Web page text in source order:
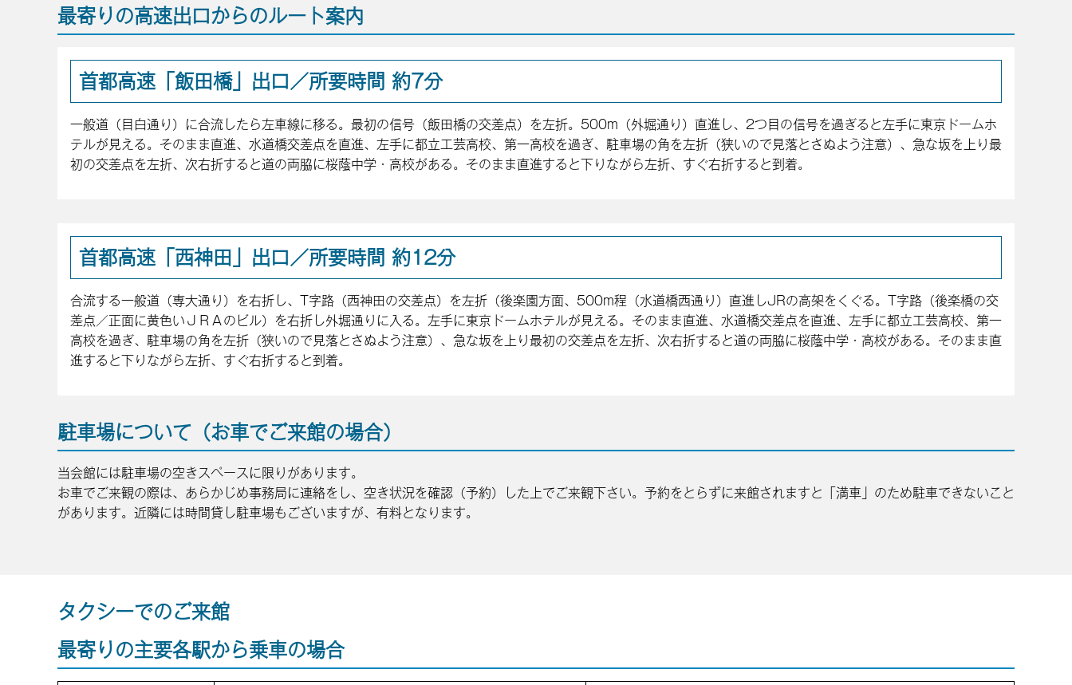
最寄りの高速出口からのルート案内
首都高速「飯田橋」出口／所要時間 約7分
一般道（目白通り）に合流したら左車線に移る。最初の信号（飯田橋の交差点）を左折。500m（外堀通り）直進し、2つ目の信号を過ぎると左手に東京ドームホ
テルが見える。そのまま直進、水道橋交差点を直進、左手に都立工芸高校、第一高校を過ぎ、駐車場の角を左折（狭いので見落とさぬよう注意）、急な坂を上り最
初の交差点を左折、次右折すると道の両脇に桜蔭中学・高校がある。そのまま直進すると下りながら左折、すぐ右折すると到着。
首都高速「西神田」出口／所要時間 約12分
合流する一般道（専大通り）を右折し、T字路（西神田の交差点）を左折（後楽園方面、500m程（水道橋西通り）直進しJRの高架をくぐる。T字路（後楽橋の交
差点／正面に黄色いＪＲＡのビル）を右折し外堀通りに入る。左手に東京ドームホテルが見える。そのまま直進、水道橋交差点を直進、左手に都立工芸高校、第一
高校を過ぎ、駐車場の角を左折（狭いので見落とさぬよう注意）、急な坂を上り最初の交差点を左折、次右折すると道の両脇に桜蔭中学・高校がある。そのまま直
進すると下りながら左折、すぐ右折すると到着。
駐車場について（お車でご来館の場合）
当会館には駐車場の空きスペースに限りがあります。
お車でご来観の際は、あらかじめ事務局に連絡をし、空き状況を確認（予約）した上でご来観下さい。予約をとらずに来館されますと「満車」のため駐車できないこと
があります。近隣には時間貸し駐車場もございますが、有料となります。
タクシーでのご来館
最寄りの主要各駅から乗車の場合